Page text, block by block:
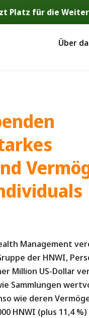
Platz für die
Über
Management
der HNWI,
Million US-Dollar
Sammlungen
wie deren
HNWI (plus 11,4